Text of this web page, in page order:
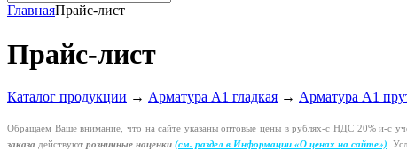
ГлавнаяПрайс-лист
Прайс-лист
Каталог продукции → Арматура А1 гладкая → Арматура А1
Обращаем Ваше внимание, что на сайте указаны оптовые цены врублях-с НДС 20%и-с
заказа действуют розничные наценки (см. раздел в Информации «О ценах на сайте»).